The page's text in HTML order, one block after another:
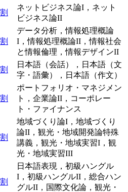
ネットビジネス論I，ネット
ビジネス論II
データ分析，情報処理概論
I，情報処理概論II，情報社会
と情報倫理，情報デザインII
日本語（会話），日本語（文
字・語彙），日本語（作文）
ポートフォリオ・マネジメン
ト，企業論II，コーポレー
ト・ファイナンス
地域づくり論I，地域づくり
論II，観光・地域開発論特殊
講義，観光・地域実習I，観
光・地域実習III
日本語表現，初級ハングル
I，初級ハングルII，総合ハン
グルII，国際文化論，観光・